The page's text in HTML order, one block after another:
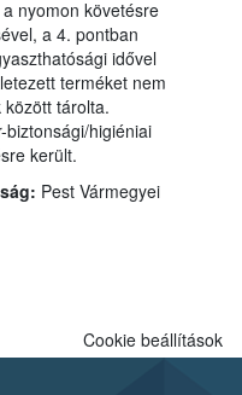
nem
tárolta.
került.
Pest Vármegyei
Cookie beállítások